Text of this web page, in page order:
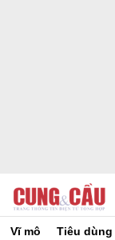
Vĩ mô Tiêu dùng